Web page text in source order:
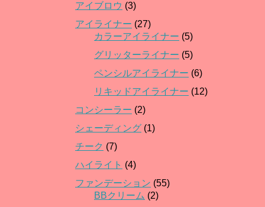
アイブロウ (3)
アイライナー (27)
カラーアイライナー (5)
グリッターライナー (5)
ペンシルアイライナー (6)
リキッドアイライナー (12)
コンシーラー (2)
シェーディング (1)
チーク (7)
ハイライト (4)
ファンデーション (55)
BBクリーム (2)